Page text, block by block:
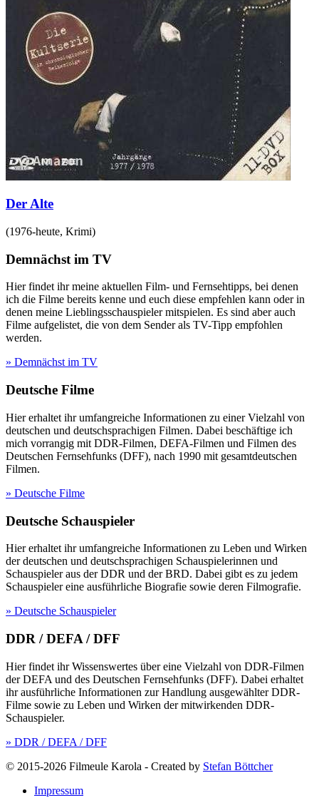
Der Alte
(1976-heute, Krimi)
Demnächst im TV
Hier findet ihr meine aktuellen Film- und Fernsehtipps, bei denen
ich die Filme bereits kenne und euch diese empfehlen kann oder in
denen meine Lieblingsschauspieler mitspielen. Es sind aber auch
Filme aufgelistet, die von dem Sender als TV-Tipp empfohlen
werden.
» Demnächst im TV
Deutsche Filme
Hier erhaltet ihr umfangreiche Informationen zu einer Vielzahl von
deutschen und deutschsprachigen Filmen. Dabei beschäftige ich
mich vorrangig mit DDR-Filmen, DEFA-Filmen und Filmen des
Deutschen Fernsehfunks (DFF), nach 1990 mit gesamtdeutschen
Filmen.
» Deutsche Filme
Deutsche Schauspieler
Hier erhaltet ihr umfangreiche Informationen zu Leben und Wirken
der deutschen und deutschsprachigen Schauspielerinnen und
Schauspieler aus der DDR und der BRD. Dabei gibt es zu jedem
Schauspieler eine ausführliche Biografie sowie deren Filmografie.
» Deutsche Schauspieler
DDR / DEFA / DFF
Hier findet ihr Wissenswertes über eine Vielzahl von DDR-Filmen
der DEFA und des Deutschen Fernsehfunks (DFF). Dabei erhaltet
ihr ausführliche Informationen zur Handlung ausgewählter DDR-
Filme sowie zu Leben und Wirken der mitwirkenden DDR-
Schauspieler.
» DDR / DEFA / DFF
© 2015-2026 Filmeule Karola - Created by Stefan Böttcher
Impressum